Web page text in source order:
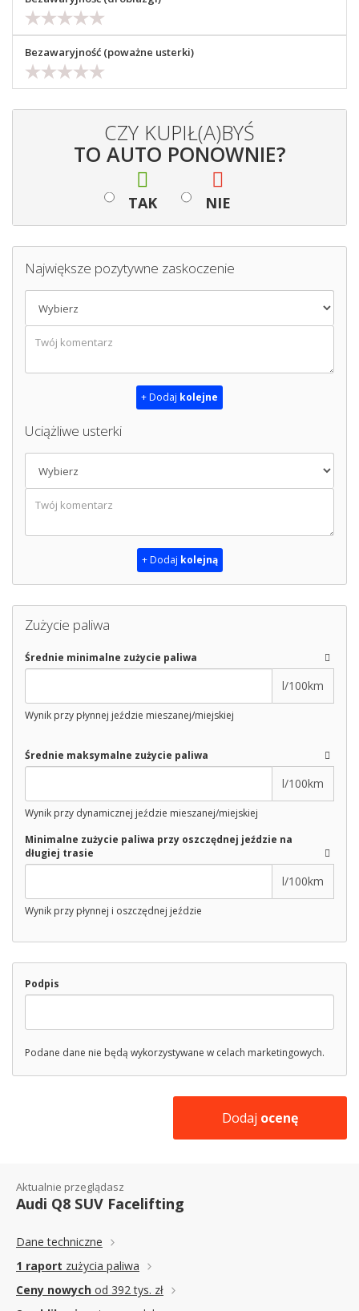
Bezawaryjność (poważne usterki)
CZY KUPIŁ(A)BYŚ
TO AUTO PONOWNIE?
TAK NIE
Największe pozytywne zaskoczenie
+ Dodaj kolejne
Uciążliwe usterki
+ Dodaj kolejną
Zużycie paliwa
Średnie minimalne zużycie paliwa
l/100km
Wynik przy płynnej jeździe mieszanej/miejskiej
Średnie maksymalne zużycie paliwa
l/100km
Wynik przy dynamicznej jeździe mieszanej/miejskiej
Minimalne zużycie paliwa przy oszczędnej jeździe na
długiej trasie
l/100km
Wynik przy płynnej i oszczędnej jeździe
Podpis
Podane dane nie będą wykorzystywane w celach marketingowych.
Dodaj ocenę
Aktualnie przeglądasz
Audi Q8 SUV Facelifting
Dane techniczne
1 raport zużycia paliwa
Ceny nowych od 392 tys. zł